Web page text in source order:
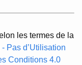
les termes de la
Pas d’Utilisation
Conditions 4.0